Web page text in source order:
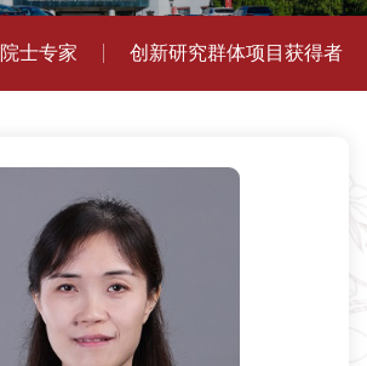
院士专家 创新研究群体项目获得者